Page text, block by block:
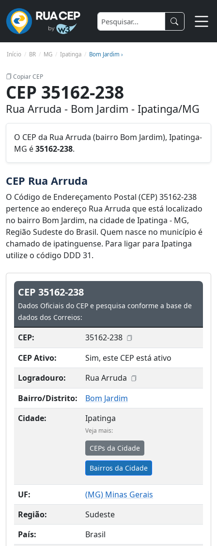
Início BR MG Ipatinga Bom Jardim ›
Copiar CEP
CEP 35162-238
Rua Arruda - Bom Jardim - Ipatinga/MG
O CEP da Rua Arruda (bairro Bom Jardim), Ipatinga-
MG é35162-238.
CEP Rua Arruda
O Código de Endereçamento Postal (CEP) 35162-238
pertence ao endereço Rua Arruda que está localizado
no bairro Bom Jardim, na cidade de Ipatinga - MG,
Região Sudeste do Brasil. Quem nasce no município é
chamado de ipatinguense. Para ligar para Ipatinga
utilize o código DDD 31.
CEP 35162-238
Dados Oficiais do CEP e pesquisa conforme a base de
dados dos Correios:
CEP:
35162-238
CEP Ativo:
Sim, este CEP está ativo
Logradouro:
Rua Arruda
Bairro/Distrito:
Bom Jardim
Cidade:
Ipatinga
Veja mais:
CEPs da Cidade
Bairros da Cidade
UF: (MG) Minas Gerais
Região:
Sudeste
País:
Brasil